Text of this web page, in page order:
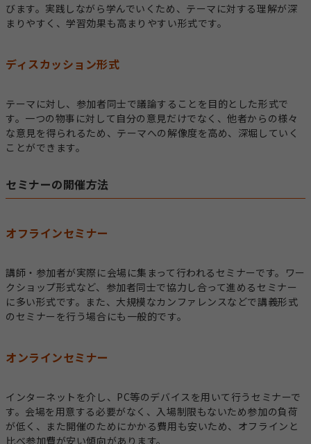
びます。実践しながら学んでいくため、テーマに対する理解が深
まりやすく、学習効果も高まりやすい形式です。
ディスカッション形式
テーマに対し、参加者同士で議論することを目的とした形式で
す。一つの物事に対して自分の意見だけでなく、他者からの様々
な意見を得られるため、テーマへの解像度を高め、深堀していく
ことができます。
セミナーの開催方法
オフラインセミナー
講師・参加者が実際に会場に集まって行われるセミナーです。ワー
クショップ形式など、参加者同士で協力し合って進めるセミナー
に多い形式です。また、大規模なカンファレンスなどで講義形式
のセミナーを行う場合にも一般的です。
オンラインセミナー
インターネットを介し、PC等のデバイスを用いて行うセミナーで
す。会場を用意する必要がなく、入場制限もないため参加の負荷
が低く、また開催のためにかかる費用も安いため、オフラインと
比べ参加費が安い傾向があります。